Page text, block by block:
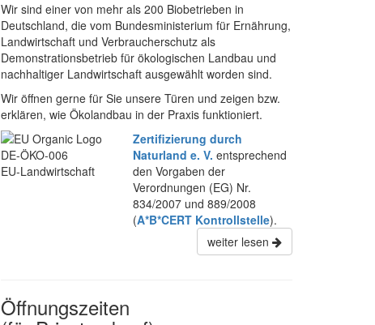
Wir sind einer von mehr als 200 Biobetrieben in
Deutschland, die vom Bundesministerium für Ernährung,
Landwirtschaft und Verbraucherschutz als
Demonstrationsbetrieb für ökologischen Landbau und
nachhaltiger Landwirtschaft ausgewählt worden sind.
Wir öffnen gerne für Sie unsere Türen und zeigen bzw.
erklären, wie Ökolandbau in der Praxis funktioniert.
DE-ÖKO-006
EU-Landwirtschaft
Zertifizierung durch
Naturland e. V. entsprechend
den Vorgaben der
Verordnungen (EG) Nr.
834/2007 und 889/2008
(A*B*CERT Kontrollstelle).
weiter lesen
Öffnungszeiten